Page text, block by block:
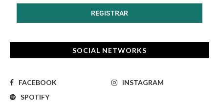
SOCIAL NETWORKS
FACEBOOK
INSTAGRAM
SPOTIFY